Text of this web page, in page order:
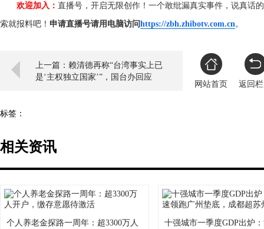
欢迎加入： 直播号，开启无限创作！一个敢纰漏真实事件，说真话
索就报料吧！ 申请直播号请用电脑访问https://zbh.zhibotv.com.cn。
上一篇：赖清德再称“台湾事实上已
是‘主权独立国家’”，国台办回应
网站首页
返回
标签：
相关资讯
个人养老金探路一周年：超3300万人
十强城市一季度GDP出炉